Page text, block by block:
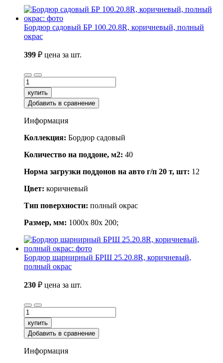
Бордюр садовый БР 100.20.8R, коричневый, полный
окрас
399 ₽ цена за шт.
купить
Добавить в сравнение
Информация
Коллекция: Бордюр садовый
Количество на поддоне, м2: 40
Норма загрузки поддонов на авто г/п 20 т, шт: 12
Цвет: коричневый
Тип поверхности: полный окрас
Размер, мм: 1000x 80x 200;
Бордюр шарнирный БРШ 25.20.8R, коричневый,
полный окрас
230 ₽ цена за шт.
купить
Добавить в сравнение
Информация